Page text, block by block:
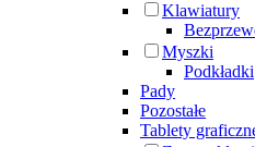
Klawiatury
Myszki
Podkładki
Pady
Pozostałe
Tablety